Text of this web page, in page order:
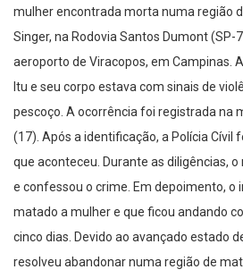
mulher encontrada morta numa região
Singer, na Rodovia Santos Dumont (SP-
aeroporto de Viracopos, em Campinas.
Itu e seu corpo estava com sinais de
pescoço. A ocorrência foi registrada na
(17). Após a identificação, a Polícia Cívil
que aconteceu. Durante as diligências,
e confessou o crime. Em depoimento, o
matado a mulher e que ficou andando
cinco dias. Devido ao avançado estado
resolveu abandonar numa região de